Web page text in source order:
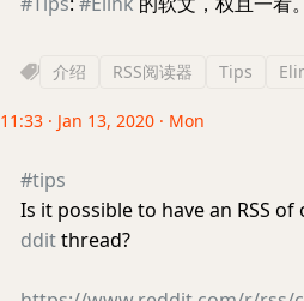
介绍 RSS阅读器 Tips
11:33 · Jan 13, 2020 · Mon
#tips
Is it possible to have an RSS
dditthread?